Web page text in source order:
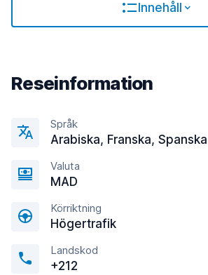
Innehåll
Reseinformation
Språk
Arabiska, Franska, Spanska
Valuta
MAD
Körriktning
Högertrafik
Landskod
+212